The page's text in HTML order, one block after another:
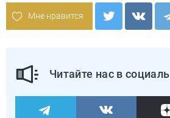
Мне нравится
Читайте нас в